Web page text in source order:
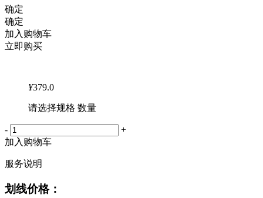
确定
确定
加入购物车
立即购买
¥379.0
请选择规格 数量
-
+
加入购物车
服务说明
划线价格：